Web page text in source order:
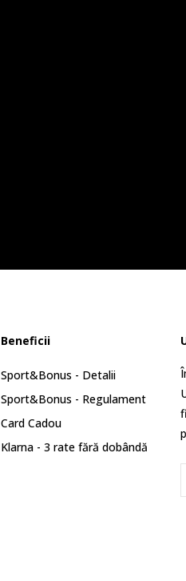
Beneficii
Sport&Bonus - Detalii
Sport&Bonus - Regulament
Card Cadou
Klarna - 3 rate fără dobândă